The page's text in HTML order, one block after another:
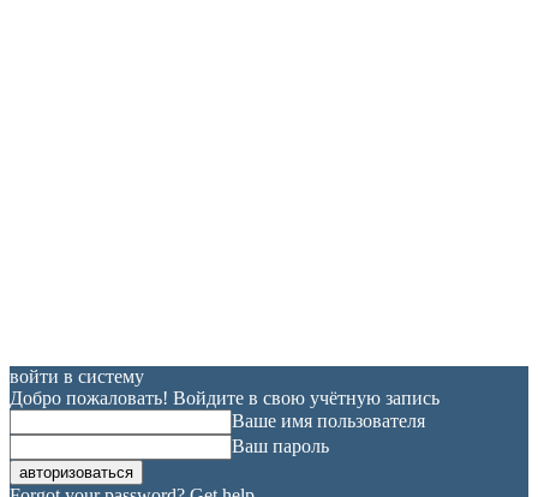
войти в систему
Добро пожаловать! Войдите в свою учётную запись
Ваше имя пользователя
Ваш пароль